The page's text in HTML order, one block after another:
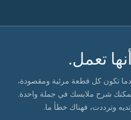
تعمل.
تكون كل قطعة مرئية ومقصودة،
شرح ملابسك في جملة واحدة.
وترددت، فهناك خطأ ما.